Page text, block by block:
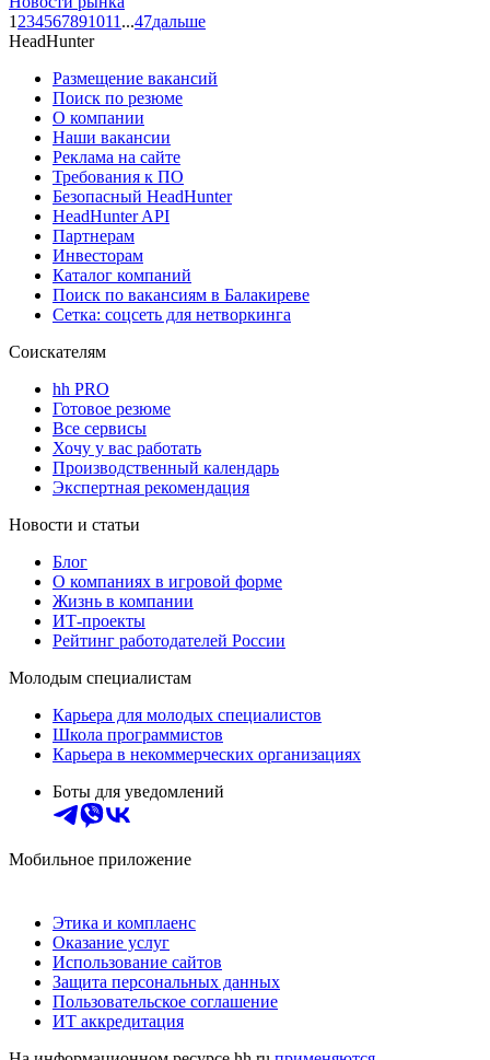
1 234567891011 ...47дальше
HeadHunter
Размещение вакансий
Поиск по резюме
О компании
Наши вакансии
Реклама на сайте
Требования к ПО
Безопасный HeadHunter
HeadHunter API
Партнерам
Инвесторам
Каталог компаний
Поиск по вакансиям в Балакиреве
Сетка: соцсеть для нетворкинга
Соискателям
hh PRO
Готовое резюме
Все сервисы
Хочу у вас работать
Производственный календарь
Экспертная рекомендация
Новости и статьи
Блог
О компаниях в игровой форме
Жизнь в компании
ИТ-проекты
Рейтинг работодателей России
Молодым специалистам
Карьера для молодых специалистов
Школа программистов
Карьера в некоммерческих организациях
Боты для уведомлений
Мобильное приложение
Этика и комплаенс
Оказание услуг
Использование сайтов
Защита персональных данных
Пользовательское соглашение
ИТ аккредитация